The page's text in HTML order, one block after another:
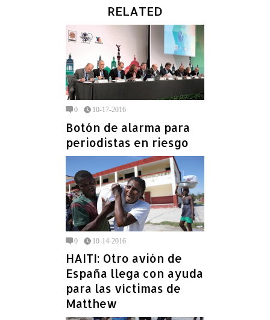
RELATED
0 10-17-2016
Botón de alarma para
periodistas en riesgo
0 10-14-2016
HAITI: Otro avión de
España llega con ayuda
para las víctimas de
Matthew